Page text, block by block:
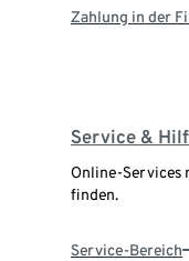
Zahlung in der
Service &
Online-Services
finden.
Service-Bereich